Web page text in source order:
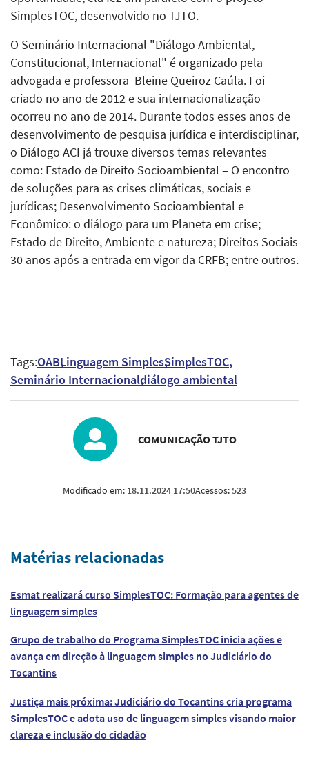
SimplesTOC, desenvolvido no TJTO.
O Seminário Internacional "Diálogo Ambiental,
Constitucional, Internacional" é organizado pela
advogada e professora Bleine Queiroz Caúla. Foi
criado no ano de 2012 e sua internacionalização
ocorreu no ano de 2014. Durante todos esses anos de
desenvolvimento de pesquisa jurídica e interdisciplinar,
o Diálogo ACI já trouxe diversos temas relevantes
como: Estado de Direito Socioambiental – O encontro
de soluções para as crises climáticas, sociais e
jurídicas; Desenvolvimento Socioambiental e
Econômico: o diálogo para um Planeta em crise;
Estado de Direito, Ambiente e natureza; Direitos Sociais
30 anos após a entrada em vigor da CRFB; entre outros.
Tags:OABLinguagem SimplesSimplesTOC
Seminário Internacionaldiálogo ambiental
COMUNICAÇÃO TJTO
Modificado em: 18.11.2024 17:50Acessos:523
Matérias relacionadas
Esmat realizará curso SimplesTOC: Formação para agentes de
linguagem simples
Grupo de trabalho do Programa SimplesTOC inicia ações e
avança em direção à linguagem simples no Judiciário do
Tocantins
Justiça mais próxima: Judiciário do Tocantins cria programa
SimplesTOC e adota uso de linguagem simples visando maior
clareza e inclusão do cidadão